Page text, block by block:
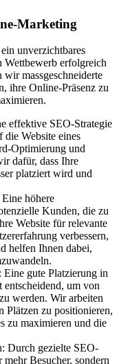
Marketing
unverzichtbares
Wettbewerb erfolgreich
massgeschneiderte
ihre Online-Präsenz zu
effektive SEO-Strategie
die Website eines
Optimierung und
dafür, dass Ihre
platziert wird und
höhere
Kunden, die zu
Website für relevante
verbessern,
helfen Ihnen dabei,
Eine gute Platzierung in
entscheidend, um von
werden. Wir arbeiten
Plätzen zu positionieren,
zu maximieren und die
Durch gezielte SEO-
Besucher, sondern